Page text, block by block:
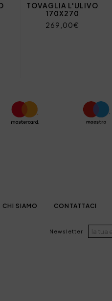
TOVAGLIA L'ULIVO
170X270
269,00€
CHI SIAMO CONTATTACI
Newsletter